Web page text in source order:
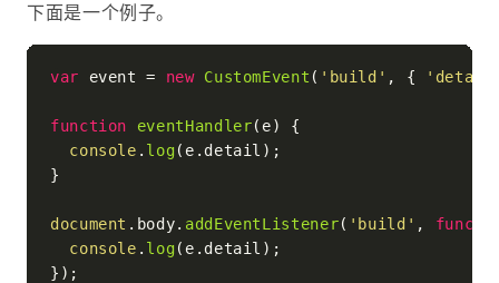
下面是一个例子。
var event = new CustomEvent ( 'build' , {
function eventHandler( e) {
console . log(e. detail );
}
document . body. addEventListener( 'build' ,
console . log(e. detail );
});